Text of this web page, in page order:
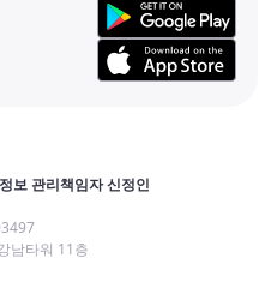
보 관리책임자 신정인
남타워 11층